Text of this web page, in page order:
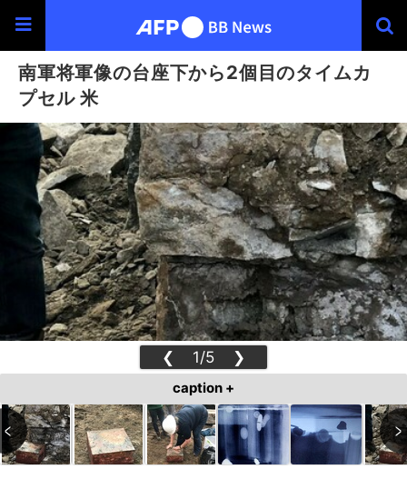
南軍将軍像の台座下から2個目のタイムカ
プセル 米
❮ 1/5 ❯
caption +